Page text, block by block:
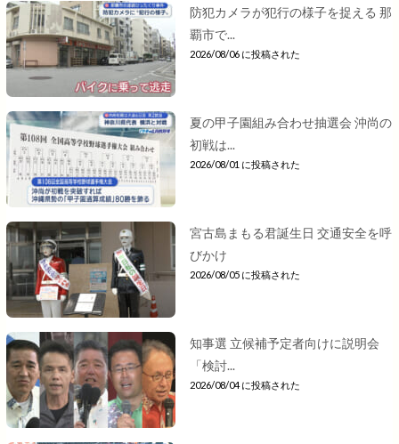
防犯カメラが犯行の様子を捉える 那
覇市で...
2026/08/06 に投稿された
夏の甲子園組み合わせ抽選会 沖尚の
初戦は...
2026/08/01 に投稿された
宮古島まもる君誕生日 交通安全を呼
びかけ
2026/08/05 に投稿された
知事選 立候補予定者向けに説明会
「検討...
2026/08/04 に投稿された